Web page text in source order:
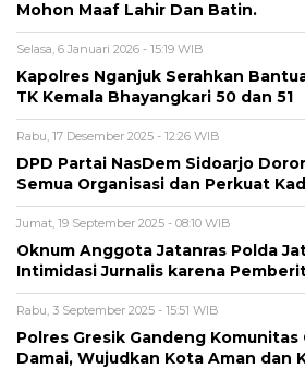
Mohon Maaf Lahir Dan Batin.
Selasa, 6 Januari 2026 - 15:19 WIB
Kapolres Nganjuk Serahkan
TK Kemala Bhayangkari 50 dan 51
Rabu, 17 Desember 2025 - 12:26 WIB
DPD Partai NasDem Sidoarjo
Semua Organisasi dan Perkuat
Jumat, 19 September 2025 - 08:10 WIB
Oknum Anggota Jatanras Polda
Intimidasi Jurnalis karena
Rabu, 3 September 2025 - 15:51 WIB
Polres Gresik Gandeng Komunitas
Damai, Wujudkan Kota Aman dan